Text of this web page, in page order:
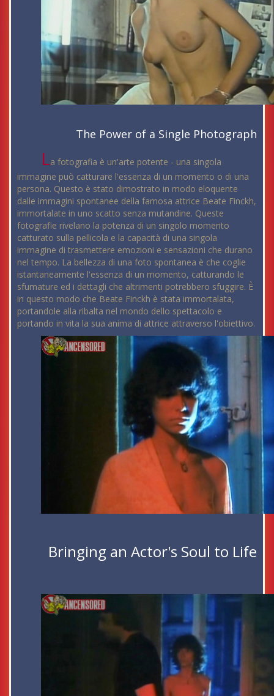
The Power of a Single Photograph
La fotografia è un'arte potente - una singola
immagine può catturare l'essenza di un momento o di una
persona. Questo è stato dimostrato in modo eloquente
dalle immagini spontanee della famosa attrice Beate Finckh,
immortalate in uno scatto senza mutandine. Queste
fotografie rivelano la potenza di un singolo momento
catturato sulla pellicola e la capacità di una singola
immagine di trasmettere emozioni e sensazioni che durano
nel tempo. La bellezza di una foto spontanea è che coglie
istantaneamente l'essenza di un momento, catturando le
sfumature ed i dettagli che altrimenti potrebbero sfuggire. È
in questo modo che Beate Finckh è stata immortalata,
portandole alla ribalta nel mondo dello spettacolo e
portando in vita la sua anima di attrice attraverso l'obiettivo.
Bringing an Actor's Soul to Life